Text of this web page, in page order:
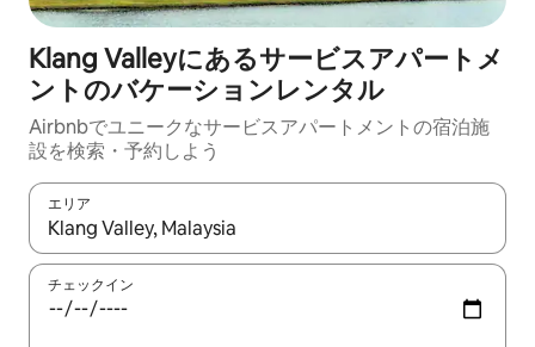
Klang Valleyにあるサービスアパートメ
ントのバケーションレンタル
Airbnbでユニークなサービスアパートメントの宿泊施
設を検索・予約しよう
エリア
検索結果が表示されたら、上下の矢印キーを使って移動するか
チェックイン